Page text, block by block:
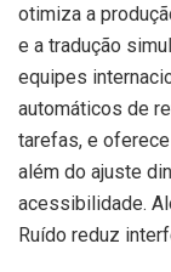
otimiza a
e a tradução
equipes
automáticos de
tarefas, e
além do ajuste
acessibilidade.
Ruído reduz